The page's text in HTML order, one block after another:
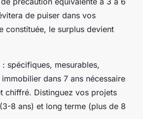
de puiser dans vos
constituée, le surplus devient
spécifiques, mesurables,
dans 7 ans nécessaire
chiffré. Distinguez vos projets
8 ans) et long terme (plus de 8